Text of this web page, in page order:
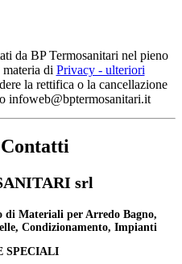
da BP Termosanitari nel pieno
di Privacy - ulteriori
la rettifica o la cancellazione
infoweb@bptermosanitari.it
srl
di Materiali per Arredo Bagno,
Condizionamento, Impianti
SPECIALI